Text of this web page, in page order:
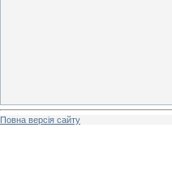
Повна версія сайту